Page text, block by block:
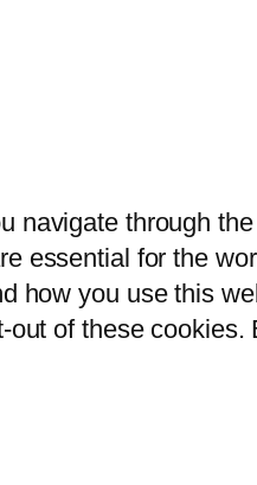
through
essential for the
how you use this
of these